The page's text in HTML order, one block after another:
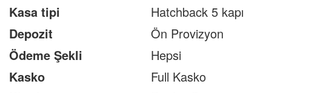
Kasa tipi
Hatchback 5 kapı
Depozit
Ön Provizyon
Ödeme Şekli
Hepsi
Kasko
Full Kasko